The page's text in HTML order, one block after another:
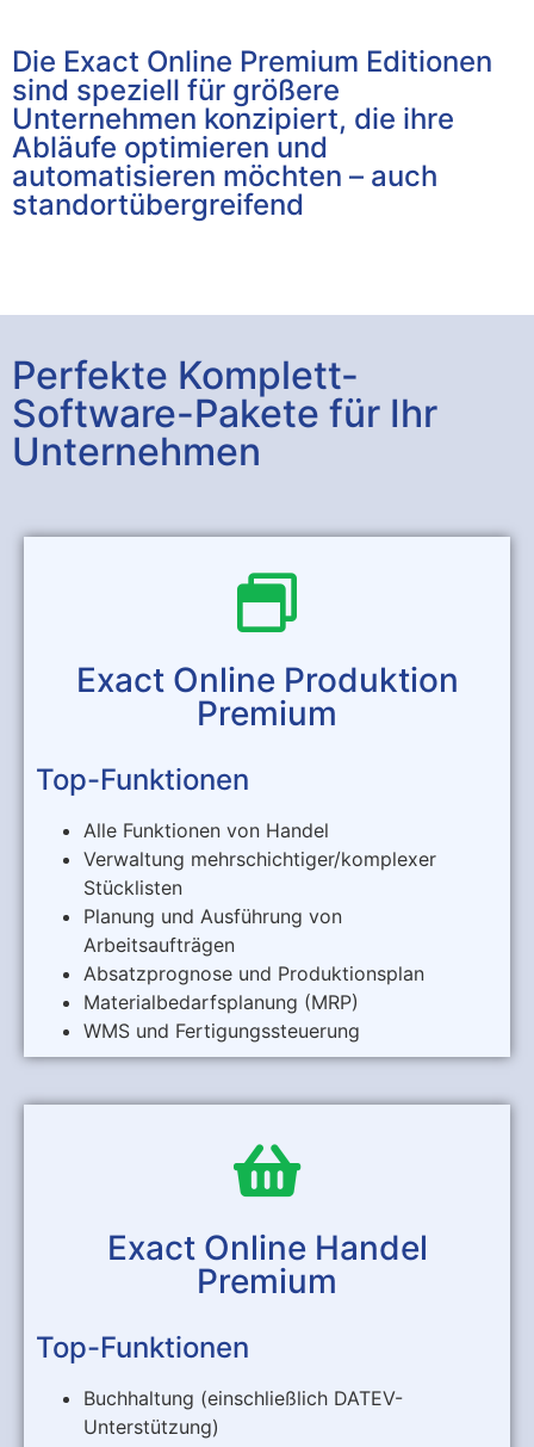
Die Exact Online Premium Editionen
sind speziell für größere
Unternehmen konzipiert, die ihre
Abläufe optimieren und
automatisieren möchten – auch
standortübergreifend
Perfekte Komplett-
Software-Pakete für Ihr
Unternehmen
Exact Online Produktion
Premium
Top-Funktionen
Alle Funktionen von Handel
Verwaltung mehrschichtiger/komplexer
Stücklisten
Planung und Ausführung von
Arbeitsaufträgen
Absatzprognose und Produktionsplan
Materialbedarfsplanung (MRP)
WMS und Fertigungssteuerung
Exact Online Handel
Premium
Top-Funktionen
Buchhaltung (einschließlich DATEV-
Unterstützung)